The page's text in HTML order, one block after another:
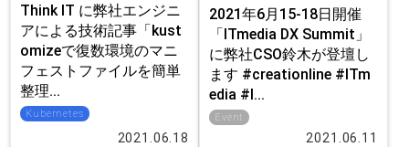
Think IT に弊社エンジニ
アによる技術記事「kust
omizeで復数環境のマニ
フェストファイルを簡単
整理...
Kubernetes
2021.06.18
2021年6月15-18日開催
「ITmedia DX Summit」
に弊社CSO鈴木が登壇し
ます #creationline #ITm
edia #I...
Event
2021.06.11